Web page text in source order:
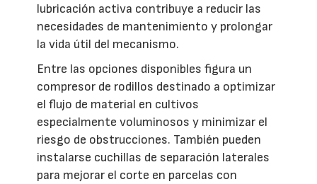
lubricación activa contribuye a reducir las
necesidades de mantenimiento y prolongar
la vida útil del mecanismo.
Entre las opciones disponibles figura un
compresor de rodillos destinado a optimizar
el flujo de material en cultivos
especialmente voluminosos y minimizar el
riesgo de obstrucciones. También pueden
instalarse cuchillas de separación laterales
para mejorar el corte en parcelas con